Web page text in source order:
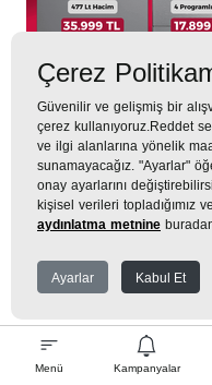
Menü Kampanyalar
Arçelik
Dudullu Arçelik
164.906TL
18.323 TLx 9 Taksit =
Ekstra İndirim %12 =145.117
Çeyiz Setindeki Ürünler
Çerez
Güvenilir ve gelişmiş bir
çerez kullanıyoruz.Reddet
ve ilgi alanlarına yönelik
sunamayacağız. "Ayarlar"
onay ayarlarını
kişisel verileri topladığımız
aydınlatma metnine
Ayarlar Kabul Et